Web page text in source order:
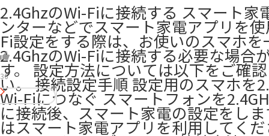
2.4GhzのWi-Fiに接続する スマート家
ンターなどでスマート家電アプリを
Fi設定をする際は、お使いのスマホを
2.4GhzのWi-Fiに接続する必要な場合
す。 設定方法については以下をご確
い。 接続設定手順 設定用のスマホを
Wi-Fiにつなぐ スマートフォンを
に接続後、スマート家電の設定をし
はスマート家電アプリを利用してく
36